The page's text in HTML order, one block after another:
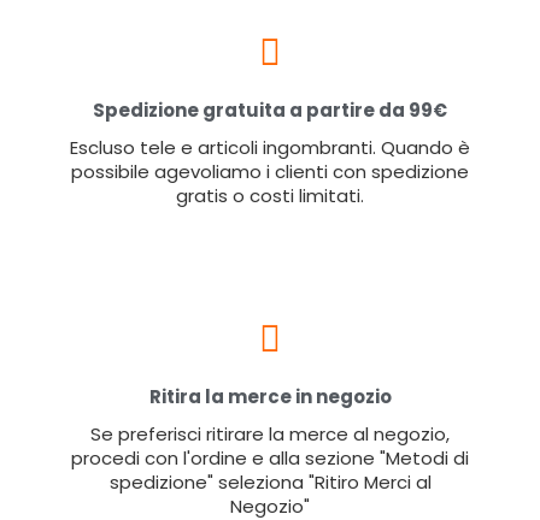
Spedizione gratuita a partire da 99€
Escluso tele e articoli ingombranti. Quando è
possibile agevoliamo i clienti con spedizione
gratis o costi limitati.
Ritira la merce in negozio
Se preferisci ritirare la merce al negozio,
procedi con l'ordine e alla sezione "Metodi di
spedizione" seleziona "Ritiro Merci al
Negozio"